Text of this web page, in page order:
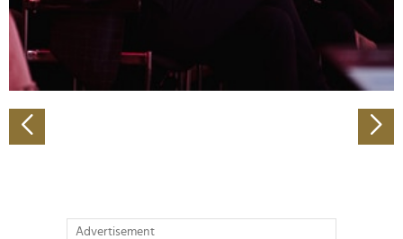
Wir verwenden Cookies, um Inhalte und Anzeigen zu
personalisieren, Funktionen für soziale Medien anbieten
zu können und die Zugriffe auf unsere Website zu
analysieren. Außerdem geben wir Informationen zu Ihrer
Verwendung unserer Website an unsere Partner für
soziale Medien, Werbung und Analysen weiter. Unsere
Partner führen diese Informationen möglicherweise mit
Advertisement